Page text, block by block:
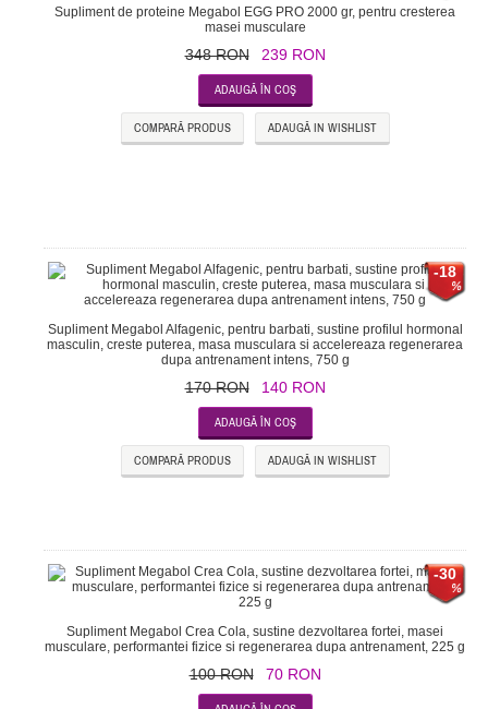
Supliment de proteine Megabol EGG PRO 2000 gr, pentru cresterea
masei musculare
348 RON 239 RON
COMPARĂ PRODUS ADAUGĂ IN WISHLIST
-18
Supliment Megabol Alfagenic, pentru barbati, sustine profilul hormonal
masculin, creste puterea, masa musculara si accelereaza regenerarea
dupa antrenament intens, 750 g
170 RON 140 RON
COMPARĂ PRODUS ADAUGĂ IN WISHLIST
-30
Supliment Megabol Crea Cola, sustine dezvoltarea fortei, masei
musculare, performantei fizice si regenerarea dupa antrenament, 225 g
100 RON 70 RON